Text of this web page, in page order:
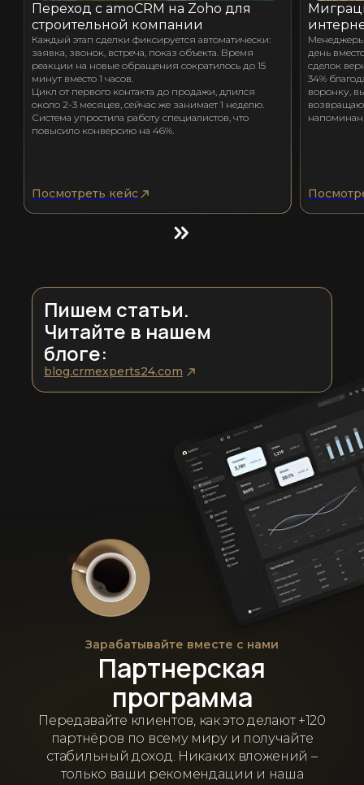
Менеджеры
день
сделок
34%
воронку,
Переход с amoCRM на Zoho для
строительной компании
Каждый этап сделки фиксируется автоматически:
заявка, звонок, встреча, показ объекта. Время
реакции на новые обращения сократилось до 15
минут вместо 1 часов.
Цикл от первого контакта до продажи, длился
около 2-3 месяцев, сейчас же занимает 1 неделю.
Система упростила работу специалистов, что
повысило конверсию на 46%.
Посмотреть кейс
Пишем статьи.
Читайте в нашем
блоге:
blog.crmexperts24.com
Зарабатывайте вместе с нами
Партнерская
программа
Передавайте клиентов, как это делают +120
партнёров по всему миру и получайте
стабильный доход. Никаких вложений –
только ваши рекомендации и наша